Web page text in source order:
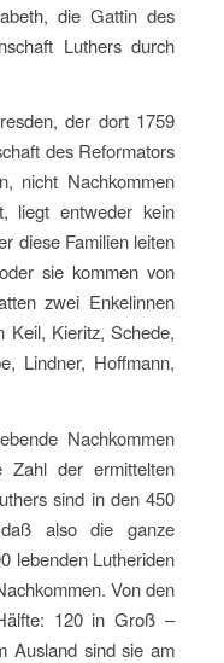
die Gattin des
Luthers durch
der dort 1759
des Reformators
nicht Nachkommen
liegt entweder kein
diese Familien leiten
sie kommen von
zwei Enkelinnen
Keil, Kieritz, Schede,
Lindner, Hoffmann,
Nachkommen
der ermittelten
sind in den 450
also die ganze
lebenden Lutheriden
Von den
120 in Groß –
Ausland sind sie am